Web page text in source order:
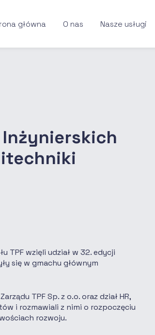
główna O nas Nasze usługi
Inżynierskich
TPF wzięli udział w 32. edycji
się w gmachu głównym
TPF Sp. z o.o. oraz dział HR,
i rozmawiali z nimi o rozpoczęciu
rozwoju.